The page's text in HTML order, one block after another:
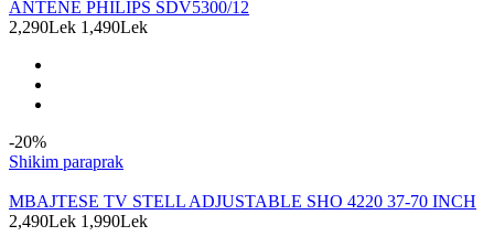
ANTENE PHILIPS SDV5300/12
2,290Lek 1,490Lek
-20%
Shikim paraprak
MBAJTESE TV STELL ADJUSTABLE SHO 4220 37-70 INCH
2,490Lek 1,990Lek